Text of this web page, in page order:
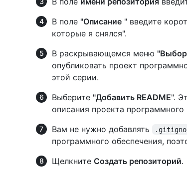
В поле "Описание " введите
которые я снялся".
В раскрывающемся меню
опубликовать проект
этой серии.
Выберите "Добавить README".
описания проекта программного
Вам не нужно добавлять
программного обеспечения,
Щелкните Создать репозиторий.